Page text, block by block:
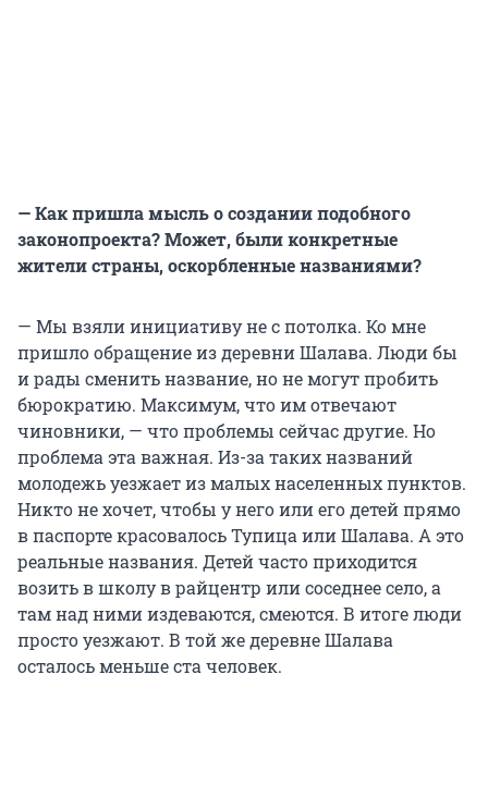
— Как пришла мысль о создании подобного
законопроекта? Может, были конкретные
жители страны, оскорбленные названиями?
— Мы взяли инициативу не с потолка. Ко мне
пришло обращение из деревни Шалава. Люди бы
и рады сменить название, но не могут пробить
бюрократию. Максимум, что им отвечают
чиновники, — что проблемы сейчас другие. Но
проблема эта важная. Из-за таких названий
молодежь уезжает из малых населенных пунктов.
Никто не хочет, чтобы у него или его детей прямо
в паспорте красовалось Тупица или Шалава. А это
реальные названия. Детей часто приходится
возить в школу в райцентр или соседнее село, а
там над ними издеваются, смеются. В итоге люди
просто уезжают. В той же деревне Шалава
осталось меньше ста человек.